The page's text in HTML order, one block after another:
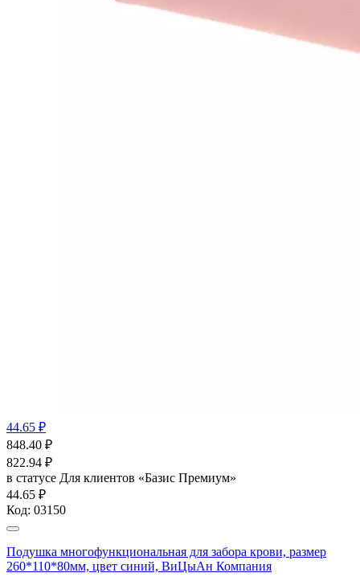
44.65 ₽
848.40 ₽
822.94 ₽
в статусе Для клиентов «Базис Премиум»
44.65 ₽
Код: 03150
Подушка многофункциональная для забора крови, размер
260*110*80мм, цвет синий, ВиЦыАн Компания